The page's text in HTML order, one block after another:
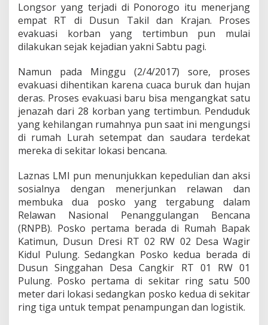
e
r
j
n
n
R
e
l
a
w
d
a
B
u
k
a
P
o
s
Longsor yang terjadi di Ponorogo itu menerjang
empat RT di Dusun Takil dan Krajan. Proses
evakuasi korban yang tertimbun pun mulai
dilakukan sejak kejadian yakni Sabtu pagi.
Namun pada Minggu (2/4/2017) sore, proses
evakuasi dihentikan karena cuaca buruk dan hujan
deras. Proses evakuasi baru bisa mengangkat satu
jenazah dari 28 korban yang tertimbun. Penduduk
yang kehilangan rumahnya pun saat ini mengungsi
di rumah Lurah setempat dan saudara terdekat
mereka di sekitar lokasi bencana.
Laznas LMI pun menunjukkan kepedulian dan aksi
sosialnya dengan menerjunkan relawan dan
membuka dua posko yang tergabung dalam
Relawan Nasional Penanggulangan Bencana
(RNPB). Posko pertama berada di Rumah Bapak
Katimun, Dusun Dresi RT 02 RW 02 Desa Wagir
Kidul Pulung. Sedangkan Posko kedua berada di
Dusun Singgahan Desa Cangkir RT 01 RW 01
Pulung. Posko pertama di sekitar ring satu 500
meter dari lokasi sedangkan posko kedua di sekitar
ring tiga untuk tempat penampungan dan logistik.